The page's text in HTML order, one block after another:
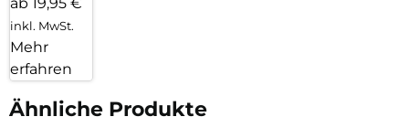
ab 19,95 €
inkl. MwSt.
Mehr
erfahren
Ähnliche Produkte